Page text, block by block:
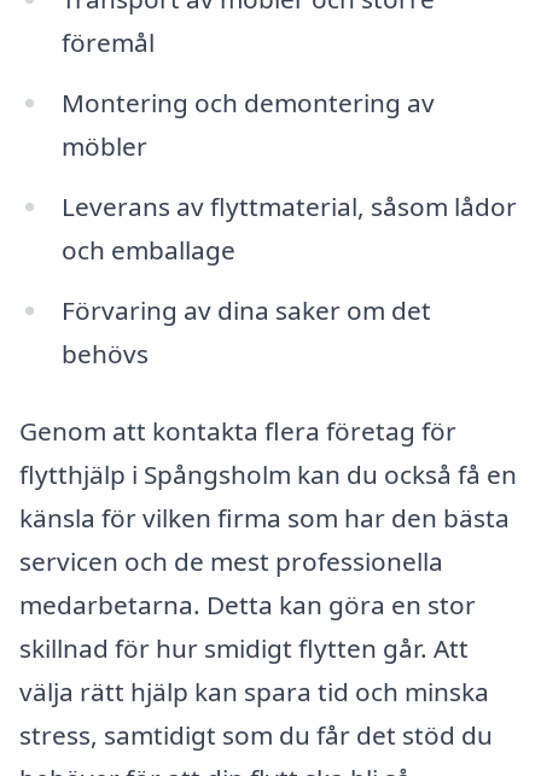
föremål
Montering och demontering av
möbler
Leverans av flyttmaterial, såsom lådor
och emballage
Förvaring av dina saker om det
behövs
Genom att kontakta flera företag för
flytthjälp i Spångsholm kan du också få en
känsla för vilken firma som har den bästa
servicen och de mest professionella
medarbetarna. Detta kan göra en stor
skillnad för hur smidigt flytten går. Att
välja rätt hjälp kan spara tid och minska
stress, samtidigt som du får det stöd du